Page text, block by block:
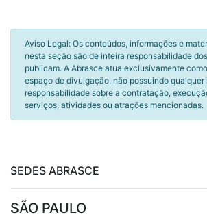
Aviso Legal: Os conteúdos, informações e
nesta seção são de inteira responsabilidade
publicam. A Abrasce atua exclusivamente
espaço de divulgação, não possuindo qualquer
responsabilidade sobre a contratação,
serviços, atividades ou atrações mencionadas.
SEDES ABRASCE
SÃO PAULO